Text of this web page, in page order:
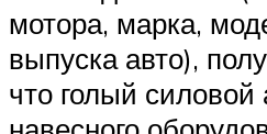
мотора, марка,
выпуска авто),
что голый силовой